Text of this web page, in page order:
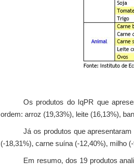
Os produtos do IqPR que
ordem: arroz (19,33%), leite (16,13%),
Já os produtos que
(-18,31%), carne suína (-12,40%), milho
Em resumo, dos 19 produtos